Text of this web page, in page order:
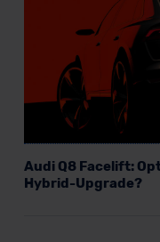
Audi Q8 Facelift:
Hybrid-Upgrade?